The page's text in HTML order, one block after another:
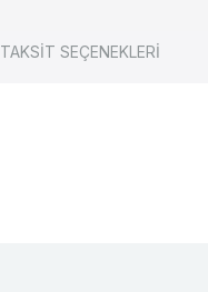
TAKSİT SEÇENEKLERİ